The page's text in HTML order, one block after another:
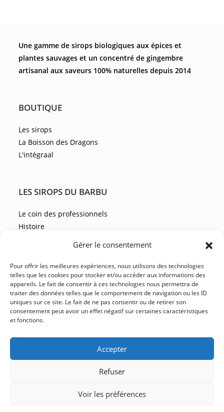
Gérer le consentement
Pour offrir les meilleures expériences, nous utilisons des technologies
telles que les cookies pour stocker et/ou accéder aux informations des
appareils. Le fait de consentir à ces technologies nous permettra de
traiter des données telles que le comportement de navigation ou les ID
uniques sur ce site. Le fait de ne pas consentir ou de retirer son
consentement peut avoir un effet négatif sur certaines caractéristiques
et fonctions.
Accepter
Refuser
Voir les préférences
Une gamme de sirops biologiques aux épices et
plantes sauvages et un concentré de gingembre
artisanal aux saveurs 100% naturelles depuis 2014
BOUTIQUE
Les sirops
La Boisson des Dragons
L'intégraal
LES SIROPS DU BARBU
Le coin des professionnels
Histoire
NOUS CONTACTER
FAQ
CGV
Mentions légales
Politique de confidentialité
Conditions Générales de vente